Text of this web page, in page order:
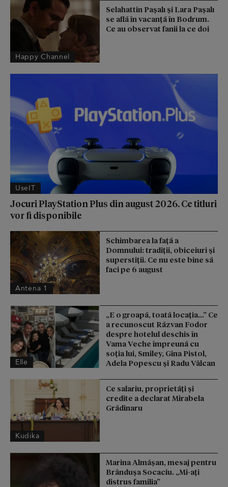
Happy Channel
Selahattin Paşalı și Lara Paşalı
se află în vacanță în Bodrum.
Ce au observat fanii la ce doi
UseIT
Jocuri PlayStation Plus din august 2026. Ce titluri
vor fi disponibile
Antena 1
Schimbarea la față a
Domnului: tradiții, obiceiuri și
superstiții. Ce nu este bine să
faci pe 6 august
Elle
„E o groapă, toată locația…” Ce
a recunoscut Răzvan Fodor
despre hotelul deschis în
Vama Veche împreună cu
soția lui, Smiley, Gina Pistol,
Adela Popescu și Radu Vâlcan
Kudika
Ce salariu, proprietăți și
credite a declarat Mirabela
Grădinaru
Marina Almășan, mesaj pentru
Brândușa Socaciu. „Mi-ați
distrus familia”